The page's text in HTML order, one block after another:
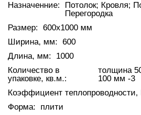
Назначенние:
Потолок; Кровля;
Перегородка
Размер: 600x1000 мм
Ширина, мм: 600
Длина, мм:
1000
Количество в
упаковке, кв.м.:
толщина
100 мм -3
Коэффициент теплопроводности,
Форма:
плити